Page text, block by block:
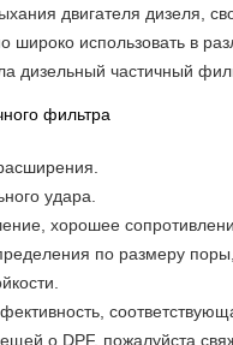
двигателя дизеля,
широко использовать в
дизельный частичный
фильтра
удара.
хорошее
по размеру
о DPF, пожалуйста